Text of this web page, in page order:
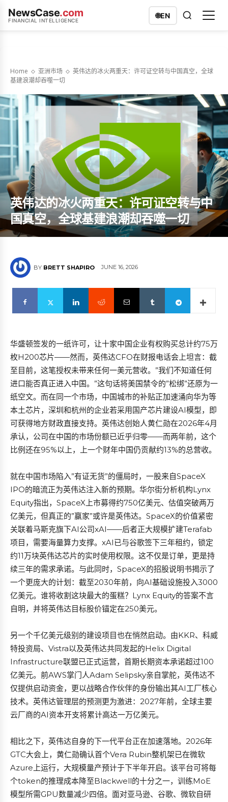
NewsCase.com
FINANCIAL INTELLIGENCE
🌐EN
Home 亚洲市场
英伟达的冰火两重天：许可证空转与中国真空，全球
基建浪潮却吞噬一切
英伟达的冰火两重天：许可证空转与中
国真空，全球基建浪潮却吞噬一切
BY BRETT SHAPIRO JUNE 16, 2026
华盛顿签发的一纸许可，让十家中国企业有权购买总计约75万
枚H200芯片——然而，英伟达CFO在财报电话会上坦言：截
至目前，这笔授权未带来任何一美元营收。”我们不知道任何
进口能否真正进入中国。”这句话将美国禁令的”松绑”还原为一
纸空文。而在同一个市场，中国城市的补贴正加速涌向华为等
本土芯片，深圳和杭州的企业若采用国产芯片建设AI模型，即
可获得地方财政直接支持。英伟达创始人黄仁勋在2026年4月
承认，公司在中国的市场份额已近乎归零——而两年前，这个
比例还在95%以上，上一个财年中国仍贡献约13%的总营收。
就在中国市场陷入”有证无货”的僵局时，一股来自SpaceX
IPO的暗流正为英伟达注入新的预期。华尔街分析机构Lynx
Equity指出，SpaceX上市募得约750亿美元、估值突破两万
亿美元，但真正的”赢家”或许是英伟达。SpaceX的价值紧密
关联着马斯克旗下AI公司xAI——后者正大规模扩建Terafab
项目，需要海量算力支撑。xAI已与谷歌签下三年租约，锁定
约11万块英伟达芯片的实时使用权限。这不仅是订单，更是持
续三年的需求承诺。与此同时，SpaceX的招股说明书揭示了
一个更庞大的计划：截至2030年前，向AI基础设施投入3000
亿美元。谁将收割这块最大的蛋糕？Lynx Equity的答案不言
自明，并将英伟达目标股价锚定在250美元。
另一个千亿美元级别的建设项目也在悄然启动。由KKR、科威
特投资局、Vistra以及英伟达共同发起的Helix Digital
Infrastructure联盟已正式运营，首期长期资本承诺超过100
亿美元。前AWS掌门人Adam Selipsky亲自掌舵，英伟达不
仅提供启动资金，更以战略合作伙伴的身份输出其AI工厂核心
技术。英伟达管理层的预测更为激进：2027年前，全球主要
云厂商的AI资本开支将累计高达一万亿美元。
相比之下，英伟达自身的下一代平台正在加速落地。2026年
GTC大会上，黄仁勋确认首个Vera Rubin整机架已在微软
Azure上运行，大规模量产预计于下半年开启。该平台可将每
个token的推理成本降至Blackwell的十分之一，训练MoE
模型所需GPU数量减少四倍。面对亚马逊、谷歌、微软自研